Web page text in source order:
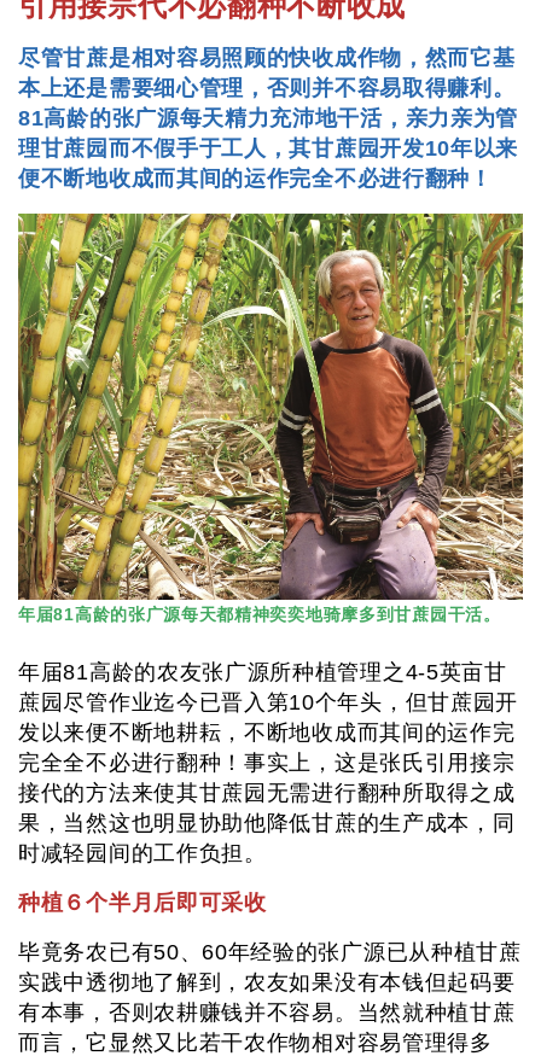
尽管甘蔗是相对容易照顾的快收成作物，然而它基
本上还是需要细心管理，否则并不容易取得赚利。
81高龄的张广源每天精力充沛地干活，亲力亲为管
理甘蔗园而不假手于工人，其甘蔗园开发10年以来
便不断地收成而其间的运作完全不必进行翻种！
年届81高龄的张广源每天都精神奕奕地骑摩多到甘蔗园干活。
年届81高龄的农友张广源所种植管理之4-5英亩甘
蔗园尽管作业迄今已晋入第10个年头，但甘蔗园开
发以来便不断地耕耘，不断地收成而其间的运作完
完全全不必进行翻种！事实上，这是张氏引用接宗
接代的方法来使其甘蔗园无需进行翻种所取得之成
果，当然这也明显协助他降低甘蔗的生产成本，同
时减轻园间的工作负担。
种植６个半月后即可采收
毕竟务农已有50、60年经验的张广源已从种植甘蔗
实践中透彻地了解到，农友如果没有本钱但起码要
有本事，否则农耕赚钱并不容易。当然就种植甘蔗
而言，它显然又比若干农作物相对容易管理得多